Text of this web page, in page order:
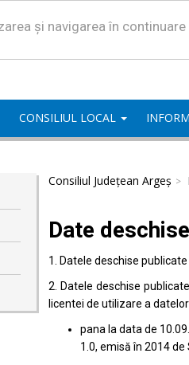
și navigarea în
CONSILIUL LOCAL
Consiliul Județean Argeș
Date deschise
1. Datele deschise publicate
2. Datele deschise
licentei de utilizare a
pana la data de
1.0, emisă în 2014